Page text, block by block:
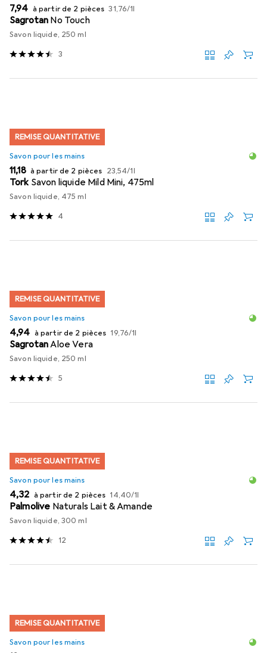
EUR
7,94 à partir de 2 pièces EUR
31,76/1l
Sagrotan No Touch
Savon liquide, 250 ml
3
REMISE QUANTITATIVE
Savon pour les mains
EUR
11,18 à partir de 2 pièces EUR
23,54/1l
Tork Savon liquide Mild Mini, 475ml
Savon liquide, 475 ml
4
REMISE QUANTITATIVE
Savon pour les mains
EUR
4,94 à partir de 2 pièces EUR
19,76/1l
SagrotanAloe Vera
Savon liquide, 250 ml
5
REMISE QUANTITATIVE
Savon pour les mains
EUR
4,32 à partir de 2 pièces EUR
14,40/1l
Palmolive Naturals Lait & Amande
Savon liquide, 300 ml
12
REMISE QUANTITATIVE
Savon pour les mains